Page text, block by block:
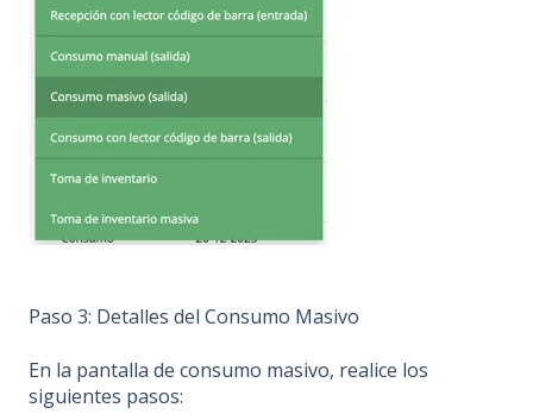
Paso 3: Detalles del Consumo Masivo
En la pantalla de consumo masivo, realice los
siguientes pasos: